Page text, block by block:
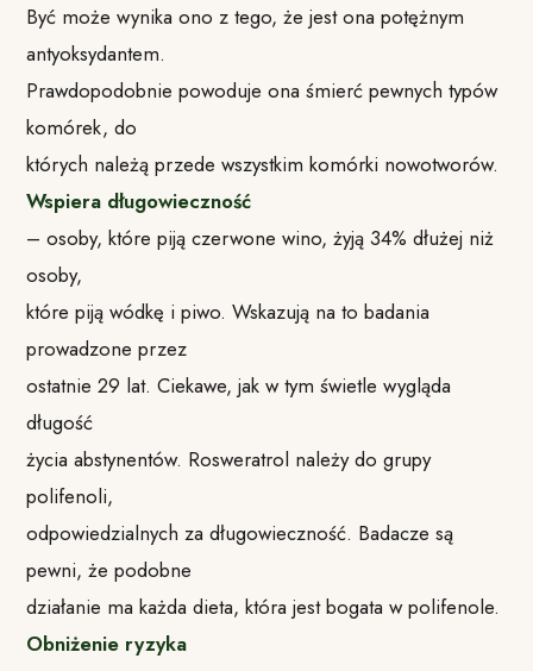
Być może wynika ono z tego, że jest ona potężnym
antyoksydantem.
Prawdopodobnie powoduje ona śmierć pewnych typów
komórek, do
których należą przede wszystkim komórki nowotworów.
Wspiera długowieczność
– osoby, które piją czerwone wino, żyją 34% dłużej niż
osoby,
które piją wódkę i piwo. Wskazują na to badania
prowadzone przez
ostatnie 29 lat. Ciekawe, jak w tym świetle wygląda
długość
życia abstynentów. Rosweratrol należy do grupy
polifenoli,
odpowiedzialnych za długowieczność. Badacze są
pewni, że podobne
działanie ma każda dieta, która jest bogata w polifenole.
Obniżenie ryzyka